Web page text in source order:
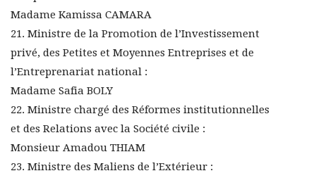
Madame Kamissa CAMARA
21. Ministre de la Promotion de l’Investissement
privé, des Petites et Moyennes Entreprises et de
l’Entreprenariat national :
Madame Safia BOLY
22. Ministre chargé des Réformes institutionnelles
et des Relations avec la Société civile :
Monsieur Amadou THIAM
23. Ministre des Maliens de l’Extérieur :